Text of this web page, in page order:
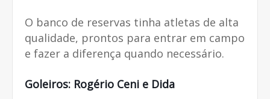
O banco de reservas tinha atletas de alta
qualidade, prontos para entrar em campo
e fazer a diferença quando necessário.
Goleiros: Rogério Ceni e Dida